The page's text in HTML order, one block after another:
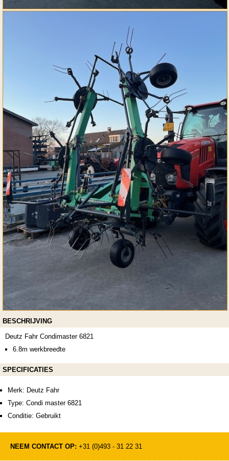
BESCHRIJVING
Deutz Fahr Condimaster 6821
6.8m werkbreedte
SPECIFICATIES
Merk: Deutz Fahr
Type: Condi master 6821
Conditie: Gebruikt
NEEM CONTACT OP: +31 (0)493 - 31 22 31